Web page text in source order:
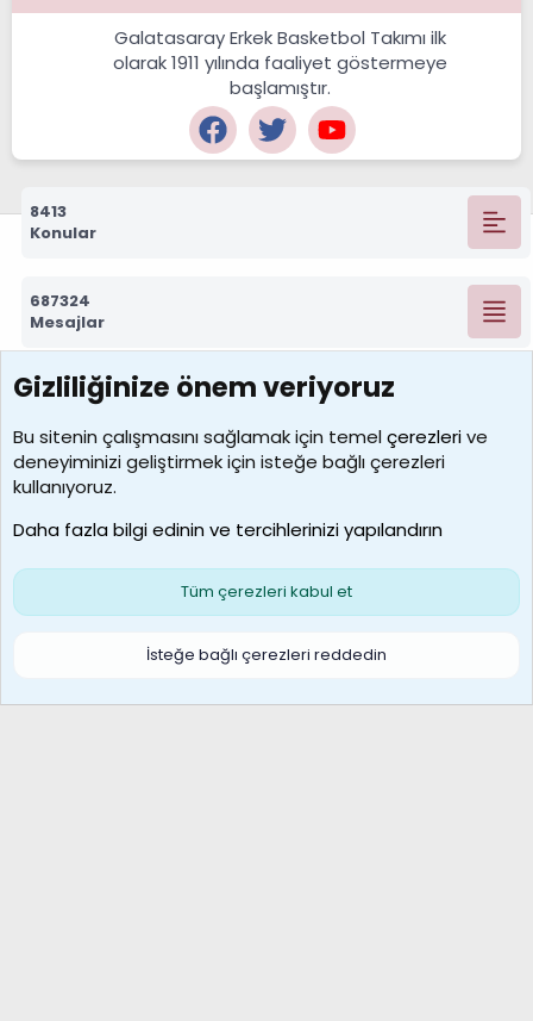
Galatasaray Erkek Basketbol Takımı ilk
olarak 1911 yılında faaliyet göstermeye
başlamıştır.
8413
Konular
687324
Mesajlar
7390
Kullanıcılar
MosesBrownHayranı
Son üye
Çerezler
S
Gizliliğinize önem veriyoruz
Bu sitenin çalışmasını sağlamak için temelçerezlerive
deneyiminizi geliştirmek için isteğe bağlı çerezleri
kullanıyoruz.
Daha fazla bilgi edinin ve tercihlerinizi yapılandırın
Tüm çerezleri kabul et
İsteğe bağlı çerezleri reddedin